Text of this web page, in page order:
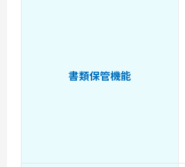
書類保管機能